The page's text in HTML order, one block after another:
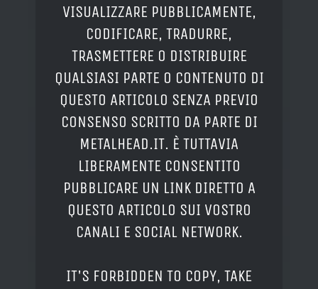
VISUALIZZARE PUBBLICAMENTE,
CODIFICARE, TRADURRE,
TRASMETTERE O DISTRIBUIRE
QUALSIASI PARTE O CONTENUTO DI
QUESTO ARTICOLO SENZA PREVIO
CONSENSO SCRITTO DA PARTE DI
METALHEAD.IT. È TUTTAVIA
LIBERAMENTE CONSENTITO
PUBBLICARE UN LINK DIRETTO A
QUESTO ARTICOLO SUI VOSTRO
CANALI E SOCIAL NETWORK.
IT'S FORBIDDEN TO COPY, TAKE